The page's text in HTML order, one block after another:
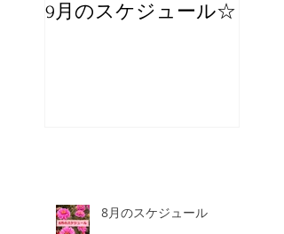
9月のスケジュール☆
8月のスケジュール